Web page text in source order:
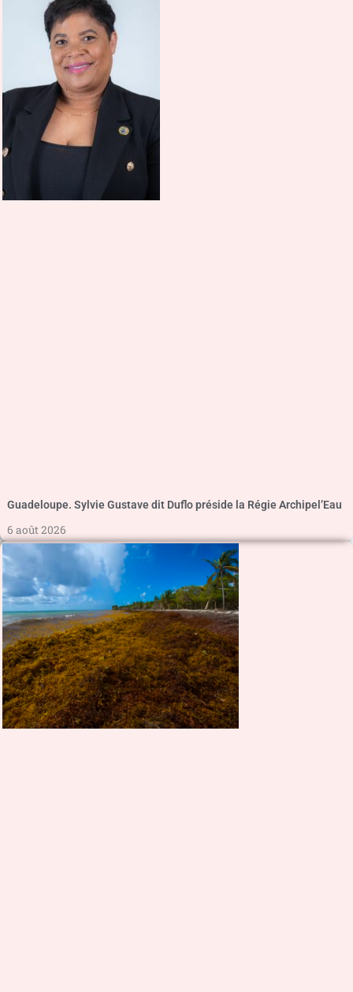
Guadeloupe. Sylvie Gustave dit Duflo préside la Régie Archipel’Eau
6 août 2026